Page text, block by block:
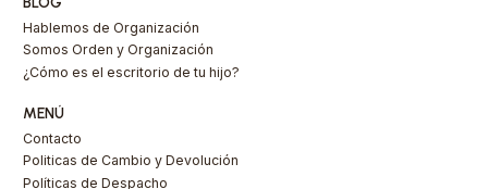
Hablemos de Organización
Somos Orden y Organización
¿Cómo es el escritorio de tu hijo?
MENÚ
Contacto
Politicas de Cambio y Devolución
Políticas de Despacho